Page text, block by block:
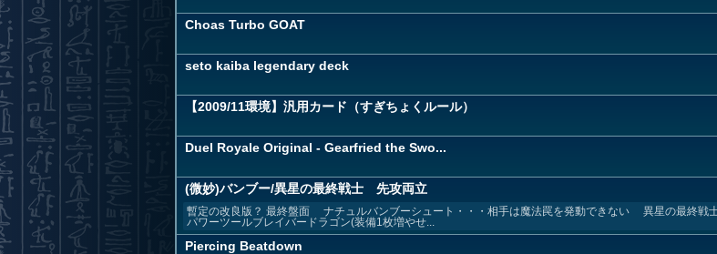
Choas Turbo GOAT
seto kaiba legendary deck
【2009/11環境】汎用カード（すぎちょくルール）
Duel Royale Original - Gearfried the Swo...
(微妙)バンブー/異星の最終戦士 先攻両立
暫定の改良版？ 最終盤面 ナチュルバンブーシュート・・・相手は魔法罠を発動できない 異星の最終戦
パワーツールブレイバードラゴン(装備1枚増やせ...
Piercing Beatdown